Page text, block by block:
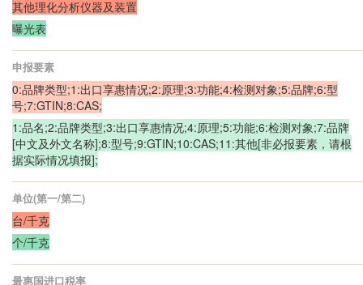
其他理化分析仪器及装置
曝光表
申报要素
0:品牌类型;1:出口享惠情况;2:原理;3:功能;4:检测对象;5:品牌;6:型
号;7:GTIN;8:CAS;
1:品名;2:品牌类型;3:出口享惠情况;4:原理;5:功能;6:检测对象;7:品牌
[中文及外文名称];8:型号;9:GTIN;10:CAS;11:其他[非必报要素，请根
据实际情况填报];
单位(第一/第二)
台/千克
个/千克
最惠国进口税率